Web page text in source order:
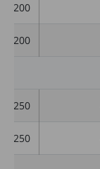
200
200
250
250